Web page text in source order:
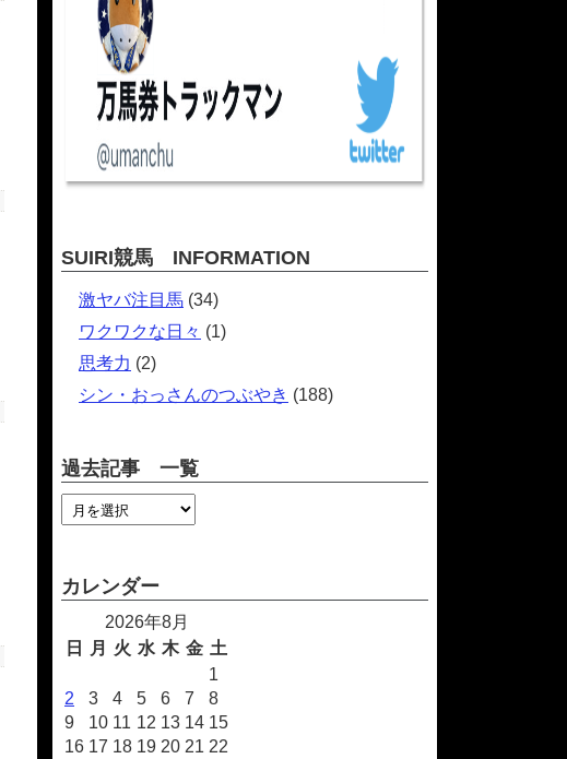
SUIRI競馬 INFORMATION
激ヤバ注目馬 (34)
ワクワクな日々 (1)
思考力 (2)
シン・おっさんのつぶやき (188)
過去記事 一覧
カレンダー
2026年8月
日
月 火 水 木 金 土
1
2
3 4 5 6 7
8
9
10 11 12 13 14 15
16 17 18 19 20 21 22